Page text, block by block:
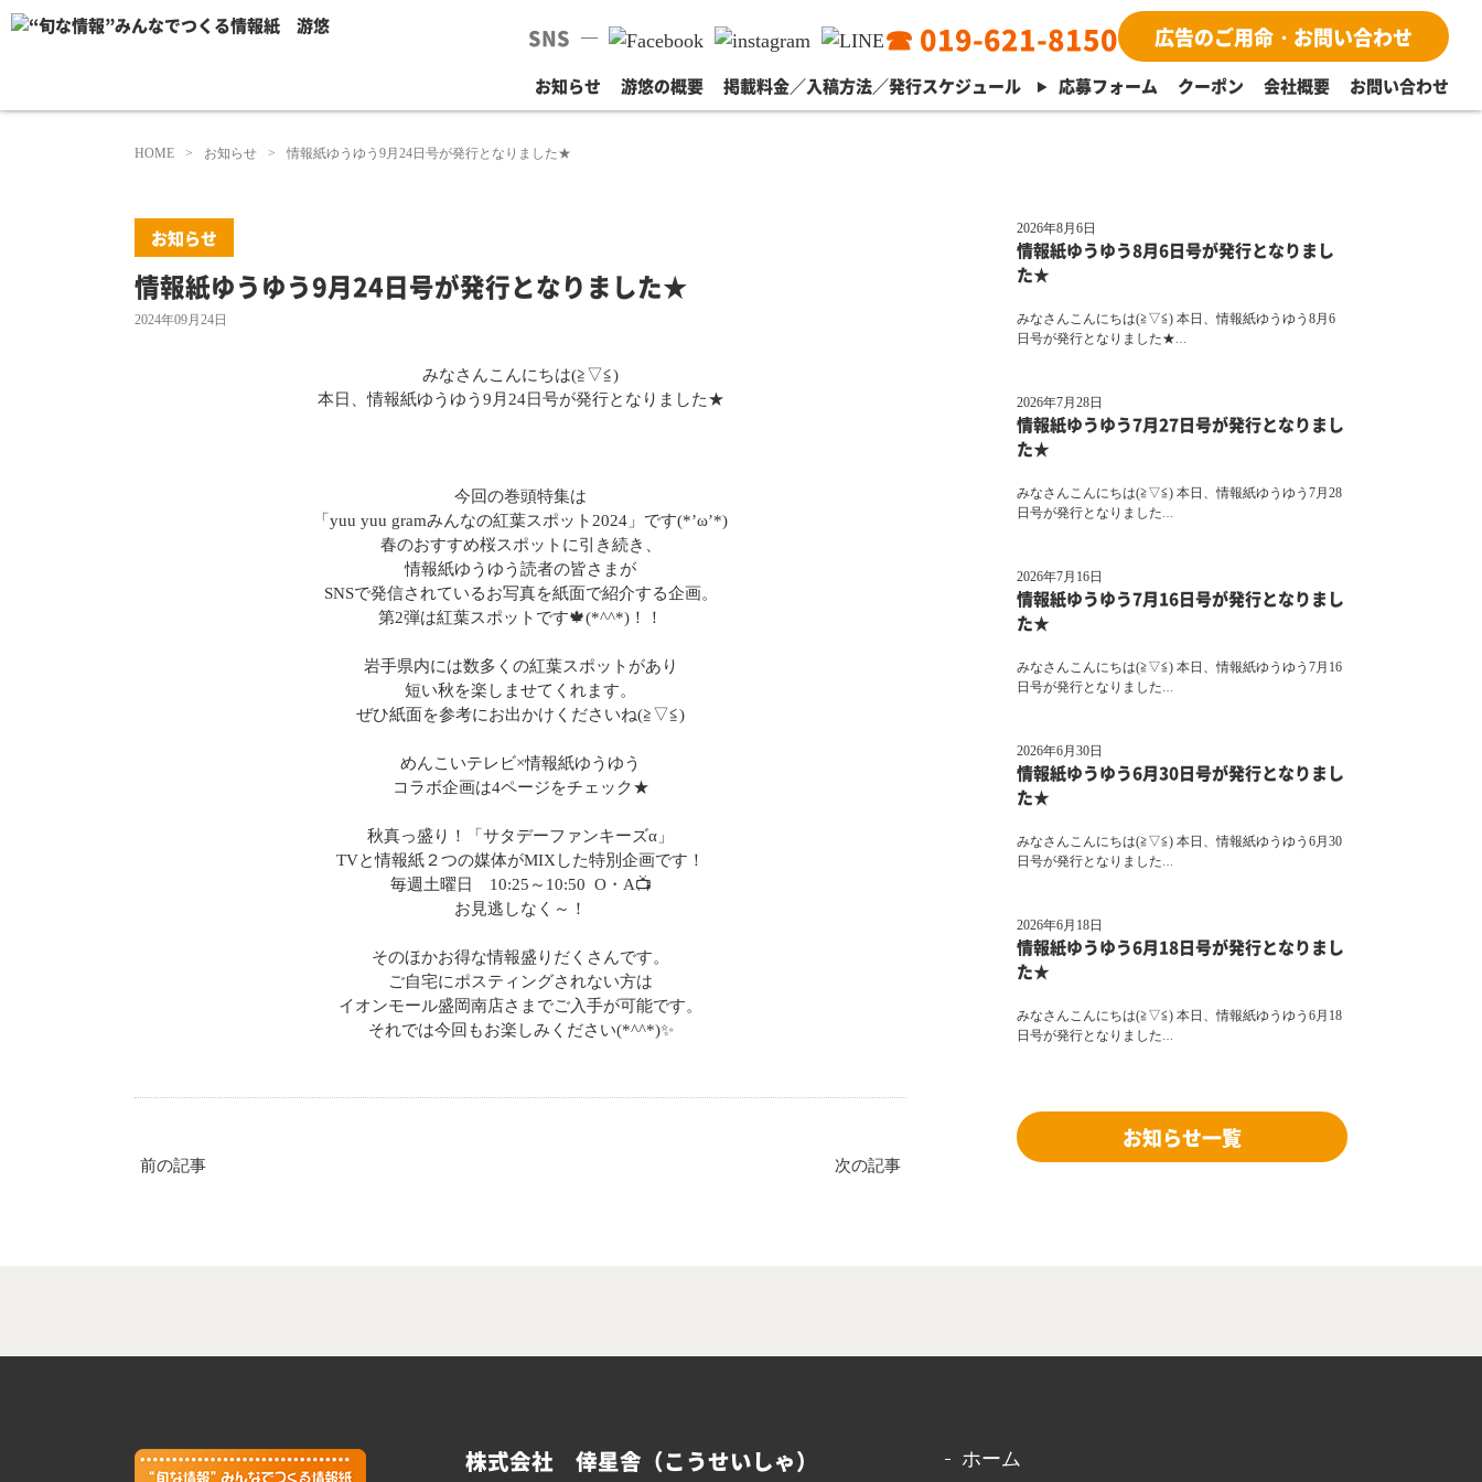
SNS ☎ 019-621-8150 広告のご用命・お問い合わせ
お知らせ 游悠の概要 掲載料金／入稿方法／発行スケジュール 応募フォーム クーポン 会社概要 お問い合わせ
HOME お知らせ 情報紙ゆうゆう9月24日号が発行となりました★
お知らせ
情報紙ゆうゆう9月24日号が発行となりました★
2024年09月24日
みなさんこんにちは(≧▽≦)
本日、情報紙ゆうゆう9月24日号が発行となりました★
今回の巻頭特集は
「yuu yuu gramみんなの紅葉スポット2024」です(*’ω’*)
春のおすすめ桜スポットに引き続き、
情報紙ゆうゆう読者の皆さまが
SNSで発信されているお写真を紙面で紹介する企画。
第2弾は紅葉スポットです🍁(*^^*)！！
岩手県内には数多くの紅葉スポットがあり
短い秋を楽しませてくれます。
ぜひ紙面を参考にお出かけくださいね(≧▽≦)
めんこいテレビ×情報紙ゆうゆう
コラボ企画は4ページをチェック★
秋真っ盛り！「サタデーファンキーズα」
TVと情報紙２つの媒体がMIXした特別企画です！
毎週土曜日 10:25～10:50 O・A📺
お見逃しなく～！
そのほかお得な情報盛りだくさんです。
ご自宅にポスティングされない方は
イオンモール盛岡南店さまでご入手が可能です。
それでは今回もお楽しみください(*^^*)✨
前の記事 次の記事
2026年8月6日
情報紙ゆうゆう8月6日号が発行となりまし
た★
みなさんこんにちは(≧▽≦) 本日、情報紙ゆうゆう8月6
日号が発行となりました★
2026年7月28日
情報紙ゆうゆう7月27日号が発行となりまし
た★
みなさんこんにちは(≧▽≦) 本日、情報紙ゆうゆう7月28
日号が発行となりました
2026年7月16日
情報紙ゆうゆう7月16日号が発行となりまし
た★
みなさんこんにちは(≧▽≦) 本日、情報紙ゆうゆう7月16
日号が発行となりました
2026年6月30日
情報紙ゆうゆう6月30日号が発行となりまし
た★
みなさんこんにちは(≧▽≦) 本日、情報紙ゆうゆう6月30
日号が発行となりました
2026年6月18日
情報紙ゆうゆう6月18日号が発行となりまし
た★
みなさんこんにちは(≧▽≦) 本日、情報紙ゆうゆう6月18
日号が発行となりました
お知らせ一覧
株式会社 倖星舎（こうせいしゃ） ホーム